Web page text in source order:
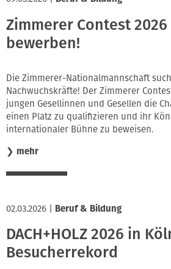
Zimmerer Contest 2026
bewerben!
Die Zimmerer-Nationalmannschaft
Nachwuchskräfte! Der Zimmerer
jungen Gesellinnen und Gesellen die
einen Platz zu qualifizieren und ihr
internationaler Bühne zu beweisen.
❯ mehr
02.03.2026 Beruf & Bildung
DACH+HOLZ 2026 in
Besucherrekord